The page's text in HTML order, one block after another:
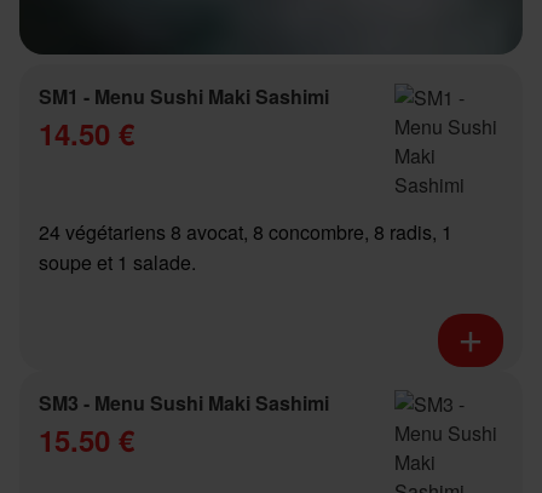
SM1 - Menu Sushi Maki Sashimi
14.50 €
24 végétariens 8 avocat, 8 concombre, 8 radis, 1
soupe et 1 salade.
SM3 - Menu Sushi Maki Sashimi
15.50 €